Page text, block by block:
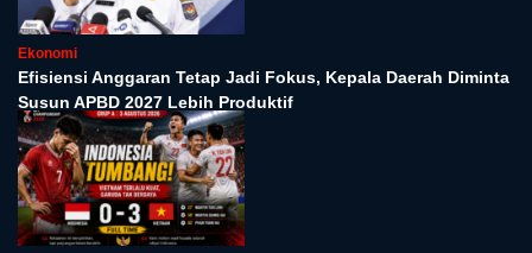
Ekonomi
Efisiensi Anggaran Tetap Jadi Fokus, Kepala Daerah Diminta
Susun APBD 2027 Lebih Produktif